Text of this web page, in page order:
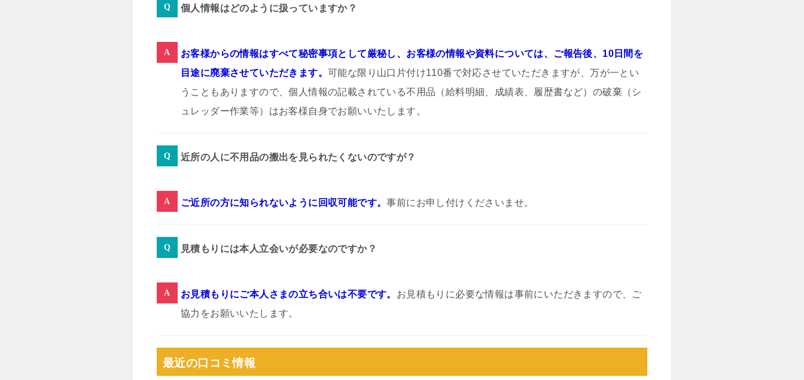
個人情報はどのように扱っていますか？
お客様からの情報はすべて秘密事項として厳秘し、お客様の情報や資料については、ご報告後、10日間を
目途に廃棄させていただきます。
可能な限り山口片付け110番で対応させていただきますが、万が一とい
うこともありますので、個人情報の記載されている不用品（給料明細、成績表、履歴書など）の破棄（シ
ュレッダー作業等）はお客様自身でお願いいたします。
近所の人に不用品の搬出を見られたくないのですが？
ご近所の方に知られないように回収可能です。事前にお申し付けくださいませ。
見積もりには本人立会いが必要なのですか？
お見積もりにご本人さまの立ち合いは不要です。 お見積もりに必要な情報は事前にいただきますので、ご
協力をお願いいたします。
最近の口コミ情報